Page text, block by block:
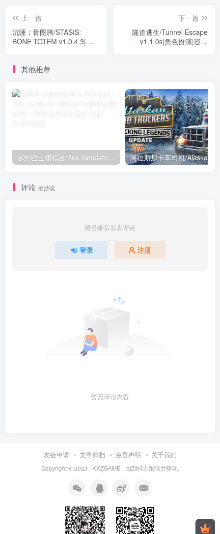
上一篇
沉睡：骨图腾/STASIS:
BONE TOTEM v1.0.4.3|动
下一篇
隧道逃生/Tunnel Escape
v1.1.0s|角色扮演|容量
其他推荐
越野巴士模拟器/Bus Simulator Offroad Build.18083373|模拟经营|容量1.8GB|免安装绿色中文版
评论 抢沙发
请登录后发表评论
登录 注册
暂无评论内容
友链申请 文章归档 免责声明 关于我们
Copyright © 2023 · KXZGAME · 由Zibll主题强力驱动.